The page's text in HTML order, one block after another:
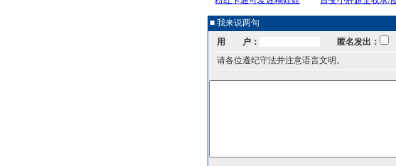
■ 我来说两句
用 户：
匿名发出：
请各位遵纪守法并注意语言文明。